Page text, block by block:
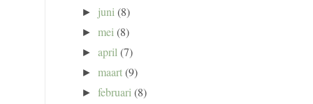
► juni(8)
►mei(8)
►april(7)
►maart(9)
►februari(8)